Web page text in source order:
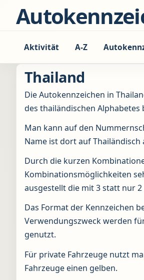
Zum Inhalt springen
Aktivität A-Z
Thailand
Die Autokennzeichen in
des thailändischen Alphabetes
Man kann auf den
Name ist dort auf Thailändisch
Durch die kurzen
Kombinationsmöglichkeiten
ausgestellt die mit 3 statt nur
Das Format der Kennzeichen
Verwendungszweck werden
genutzt.
Für private Fahrzeuge nutzt
Fahrzeuge einen gelben.